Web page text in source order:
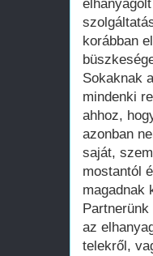
korábban
Sokaknak
mindenki
ahhoz,
azonban
saját,
mostantól
magadnak
az
telekről,